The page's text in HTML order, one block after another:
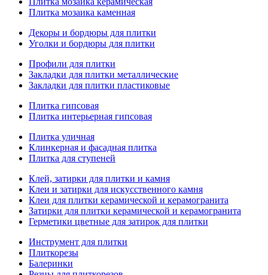
Плитка мозаика каменная
Декоры и бордюры для плитки
Уголки и бордюры для плитки
Профили для плитки
Закладки для плитки металлические
Закладки для плитки пластиковые
Плитка гипсовая
Плитка интерьерная гипсовая
Плитка уличная
Клинкерная и фасадная плитка
Плитка для ступеней
Клей, затирки для плитки и камня
Клеи и затирки для искусственного камня
Клеи для плитки керамической и керамогранита
Затирки для плитки керамической и керамогранита
Герметики цветные для затирок для плитки
Инструмент для плитки
Плиткорезы
Балеринки